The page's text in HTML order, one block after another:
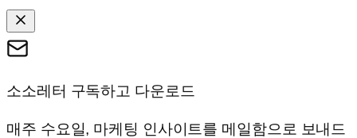
소소레터 구독하고 다운로드
매주 수요일, 마케팅 인사이트를 메일함으로 보내드